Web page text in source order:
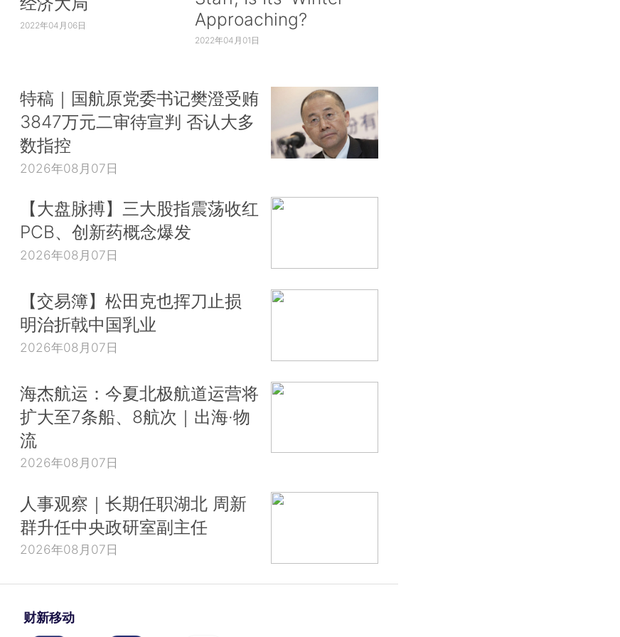
2022年04月06日
Approaching?
2022年04月01日
特稿｜国航原党委书记樊澄受贿
3847万元二审待宣判 否认大多
数指控
2026年08月07日
【大盘脉搏】三大股指震荡收红
PCB、创新药概念爆发
2026年08月07日
【交易簿】松田克也挥刀止损
明治折戟中国乳业
2026年08月07日
海杰航运：今夏北极航道运营将
扩大至7条船、8航次｜出海·物
流
2026年08月07日
人事观察｜长期任职湖北 周新
群升任中央政研室副主任
2026年08月07日
财新移动